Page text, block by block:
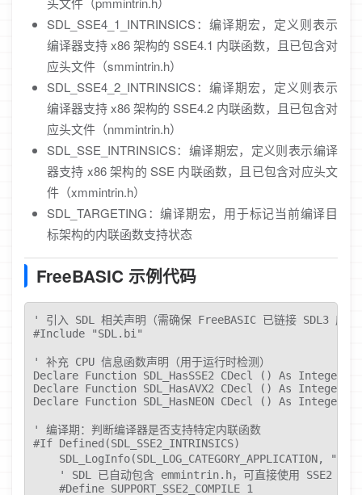
SDL_SSE4_1_INTRINSICS：编译期宏，定义则表示
编译器支持 x86 架构的 SSE4.1 内联函数，且已包含对
应头文件（smmintrin.h）
SDL_SSE4_2_INTRINSICS：编译期宏，定义则表示
编译器支持 x86 架构的 SSE4.2 内联函数，且已包含对
应头文件（nmmintrin.h）
SDL_SSE_INTRINSICS：编译期宏，定义则表示编译
器支持 x86 架构的 SSE 内联函数，且已包含对应头文
件（xmmintrin.h）
SDL_TARGETING：编译期宏，用于标记当前编译目
标架构的内联函数支持状态
FreeBASIC 示例代码
' 引入 SDL 相关声明（需确保 FreeBASIC 已链接 SDL3 库）
#Include "SDL.bi"
' 补充 CPU 信息函数声明（用于运行时检测）
Declare Function SDL_HasSSE2 CDecl () As Integer
Declare Function SDL_HasAVX2 CDecl () As Integer
Declare Function SDL_HasNEON CDecl () As Integer
' 编译期：判断编译器是否支持特定内联函数
#If Defined(SDL_SSE2_INTRINSICS)
SDL_LogInfo(SDL_LOG_CATEGORY_APPLICATION, "【编
' SDL 已自动包含 emmintrin.h，可直接使用 SSE2 内
    #Define SUPPORT_SSE2_COMPILE 1